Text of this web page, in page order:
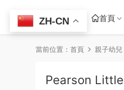
首頁
當前位置： 首頁 親子幼兒
Pearson
ZH-CN